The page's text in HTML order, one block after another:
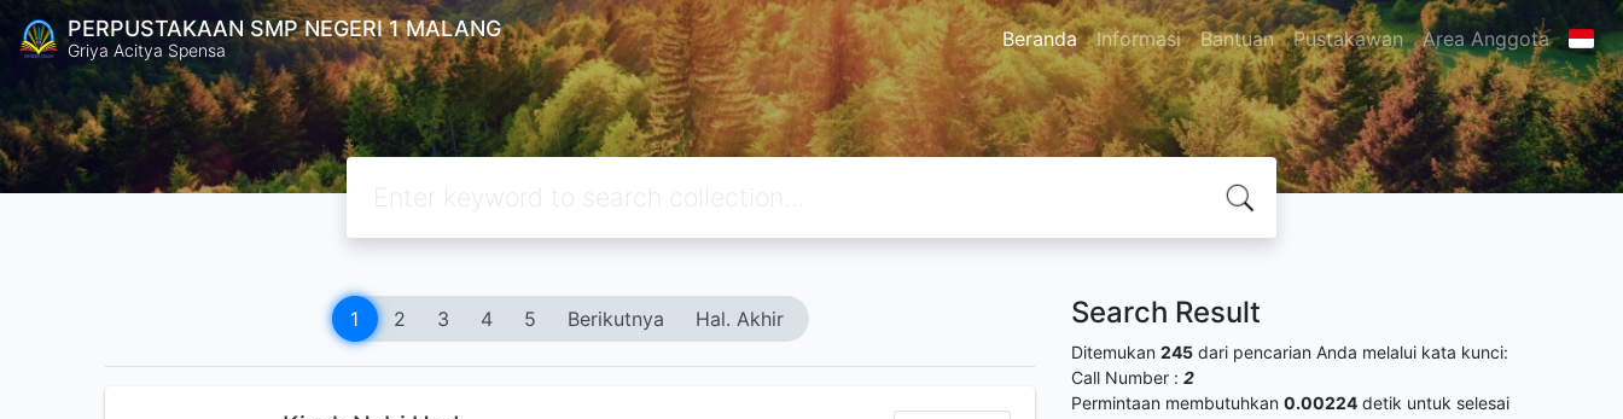
PERPUSTAKAAN SMP NEGERI 1 MALANG
Griya Acitya Spensa Beranda Informasi Bantuan Pustakawan Area Anggota
1 2 3 4 5 Berikutnya Hal. Akhir Search Result
Ditemukan 245 dari pencarian Anda melalui kata kunci:
Call Number : 2
Permintaan membutuhkan 0.00224 detik untuk selesai